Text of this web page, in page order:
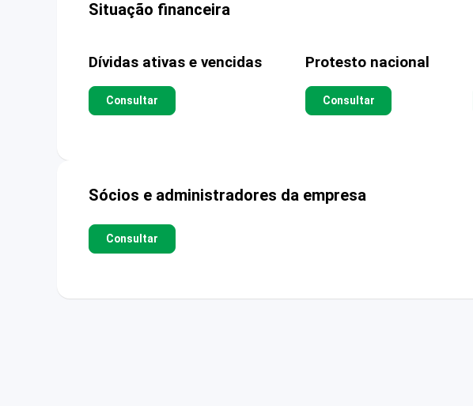
Situação financeira
Dívidas ativas e vencidas
Consultar
Protesto nacional
Consultar
Sócios e administradores da empresa
Consultar